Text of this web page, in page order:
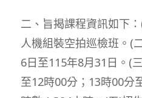
二、旨揭課程資訊如下
人機組裝空拍巡檢班。(
6日至115年8月31日。(
至12時00分；13時00分